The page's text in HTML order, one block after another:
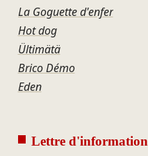
La Goguette d'enfer
Hot dog
Ültimätä
Brico Démo
Eden
Lettre d'information